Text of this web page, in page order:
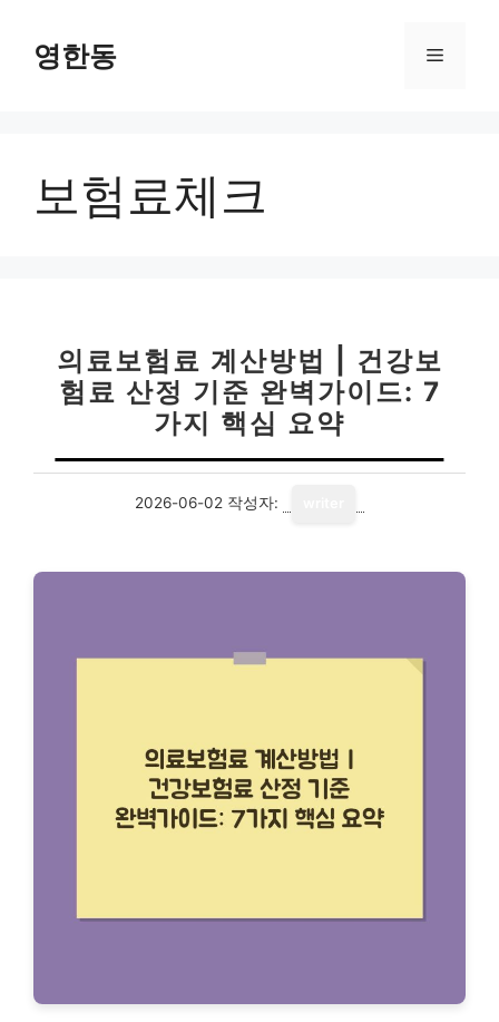
영한동 메
보험료체크
의료보험료 계산방법 | 건강보
험료 산정 기준 완벽가이드: 7
가지 핵심 요약
2026-06-02 작성자: